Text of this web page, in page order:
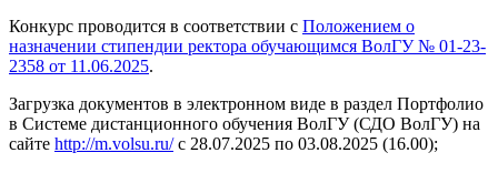
Конкурс проводится в соответствии с Положением о
назначении стипендии ректора обучающимся ВолГУ № 01-23-
2358 от 11.06.2025.
Загрузка документов в электронном виде в раздел Портфолио
в Системе дистанционного обучения ВолГУ (СДО ВолГУ) на
сайте http://m.volsu.ru/с 28.07.2025 по 03.08.2025 (16.00);